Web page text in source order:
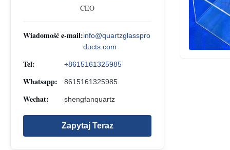
CEO
Wiadomość e-mail:info@quartzglasspro
ducts.com
Tel: +8615161325985
Whatsapp: 8615161325985
Wechat: shengfanquartz
Zapytaj Teraz